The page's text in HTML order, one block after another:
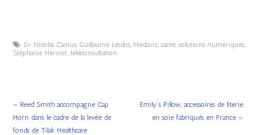
Dr Nicolas Camus, Guillaume Lesdos, Medaviz santé, solutions numériques,
Stéphanie Hervier, téléconsultation
« Reed Smith accompagne Cap
Horn dans le cadre de la levée de
fonds de Tilak Healthcare
Emily’s Pillow, accessoires de literie
en soie fabriqués en France»